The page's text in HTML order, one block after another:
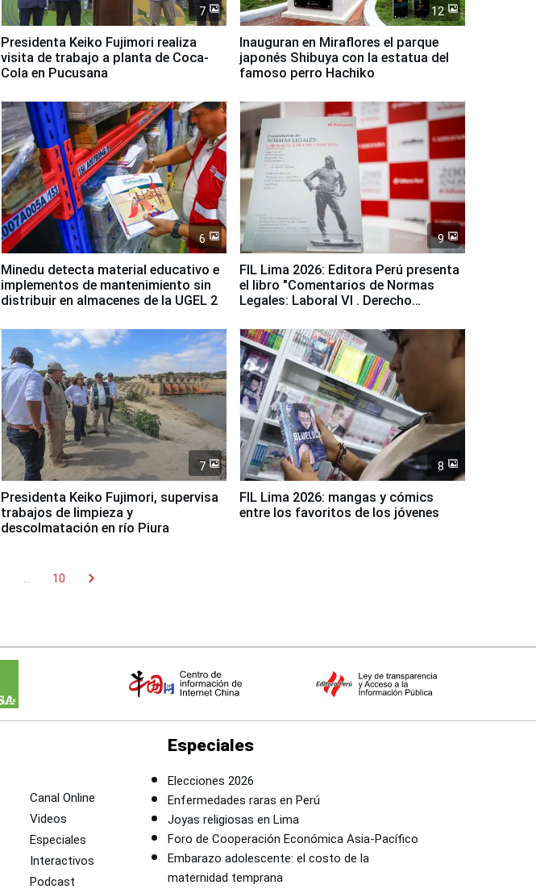
7
Presidenta Keiko Fujimori realiza
visita de trabajo a planta de Coca-
Cola en Pucusana
12
Inauguran en Miraflores el parque
japonés Shibuya con la estatua del
famoso perro Hachiko
6
Minedu detecta material educativo e
implementos de mantenimiento sin
distribuir en almacenes de la UGEL 2
9
FIL Lima 2026: Editora Perú presenta
el libro "Comentarios de Normas
Legales: Laboral Vl . Derecho
7
Presidenta Keiko Fujimori, supervisa
trabajos de limpieza y
descolmatación en río Piura
8
FIL Lima 2026: mangas y cómics
entre los favoritos de los jóvenes
10 chevron_right
Canal Online
Videos
Especiales
Interactivos
Podcast
Especiales
Elecciones 2026
Enfermedades raras en Perú
Joyas religiosas en Lima
Foro de Cooperación Económica Asia-Pacífico
Embarazo adolescente: el costo de la
maternidad temprana